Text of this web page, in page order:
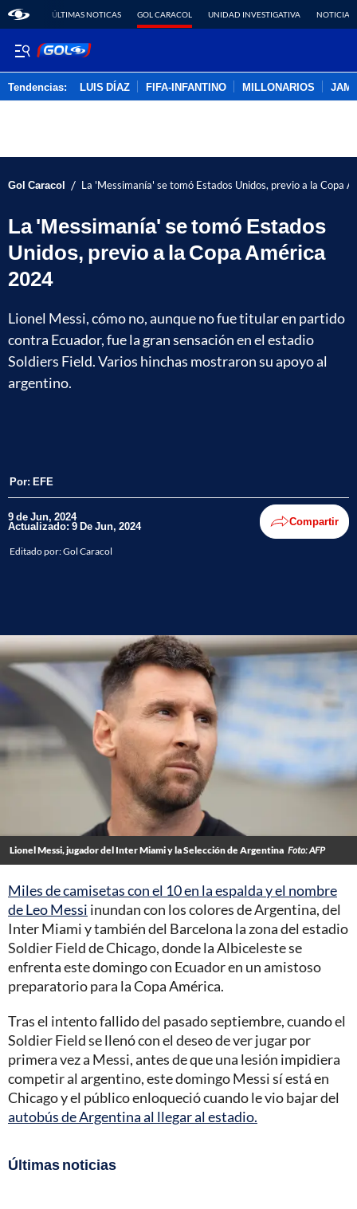
ÚLTIMAS NOTICAS GOL CARACOL UNIDAD INVESTIGATIVA NOTICIAS
Tendencias: LUIS DÍAZ FIFA-INFANTINO MILLONARIOS
Gol Caracol / La 'Messimanía' se tomó Estados Unidos, previo a la Copa
La 'Messimanía' se tomó Estados
Unidos, previo a la Copa América
2024
Lionel Messi, cómo no, aunque no fue titular en partido
contra Ecuador, fue la gran sensación en el estadio
Soldiers Field. Varios hinchas mostraron su apoyo al
argentino.
Por: EFE
9 de Jun, 2024
Actualizado: 9 De Jun, 2024 Compartir
Editado por:Gol Caracol
Lionel Messi, jugador del Inter Miami y la Selección de Argentina Foto: AFP
Miles de camisetas con el 10 en la espalda y el nombre
de Leo Messi inundan con los colores de Argentina, del
Inter Miami y también del Barcelona la zona del estadio
Soldier Field de Chicago, donde la Albiceleste se
enfrenta este domingo con Ecuador en un amistoso
preparatorio para la Copa América.
Tras el intento fallido del pasado septiembre, cuando el
Soldier Field se llenó con el deseo de ver jugar por
primera vez a Messi, antes de que una lesión impidiera
competir al argentino, este domingo Messi sí está en
Chicago y el público enloqueció cuando le vio bajar del
autobús de Argentina al llegar al estadio.
Últimas noticias